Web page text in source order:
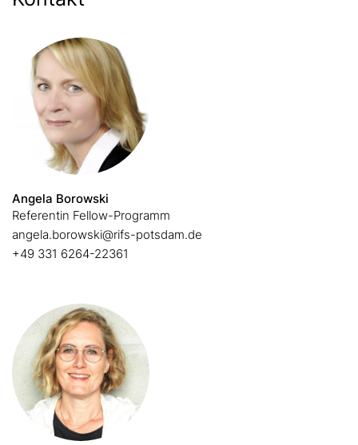
Angela Borowski
Referentin Fellow-Programm
angela.borowski@rifs-potsdam.de
+49 331 6264-22361